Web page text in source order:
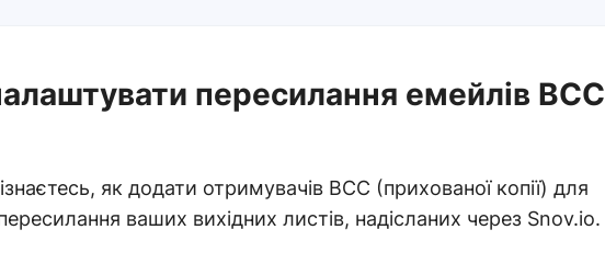
пересилання емейлів BCC
як додати отримувачів BCC (прихованої копії) для
ваших вихідних листів, надісланих через Snov.io.